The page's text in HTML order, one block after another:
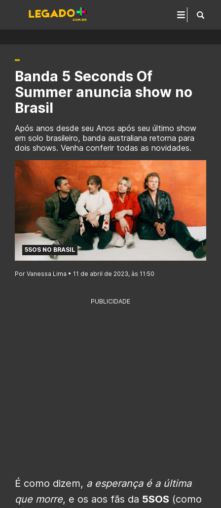
Banda 5 Seconds Of
Summer anuncia show no
Brasil
Após anos desde seu Anos após seu último show
em solo brasileiro, banda australiana retorna para
dois shows. Venha conferir todas as novidades.
5SOS NO BRASIL
Por Vanessa Lima • 11 de abril de 2023, às 11:50
PUBLICIDADE
É como dizem, a esperança é a última
que morre, e os aos fãs da 5SOS (como